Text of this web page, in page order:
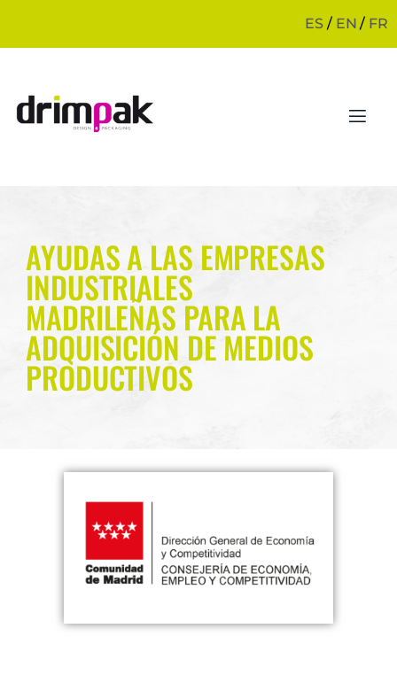
ES/ EN / FR
AYUDAS A LAS EMPRESAS
INDUSTRIALES
MADRILEÑAS PARA LA
ADQUISICIÓN DE MEDIOS
PRODUCTIVOS